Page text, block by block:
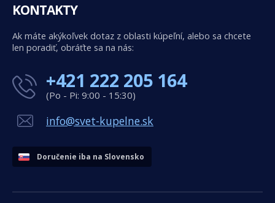
KONTAKTY
Ak máte akýkoľvek dotaz z oblasti kúpeľní, alebo sa chcete
len poradiť, obráťte sa na nás:
+421 222 205 164
(Po - Pi: 9:00 - 15:30)
info@svet-kupelne.sk
Doručenie iba na Slovensko